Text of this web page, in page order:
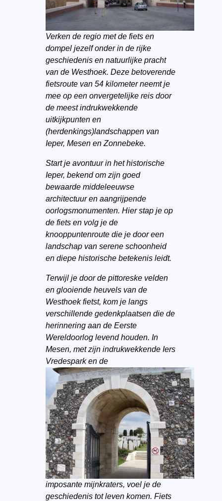
Verken de regio met de fiets en
dompel jezelf onder in de rijke
geschiedenis en natuurlijke pracht
van de Westhoek. Deze betoverende
fietsroute van 54 kilometer neemt je
mee op een onvergetelijke reis door
de meest indrukwekkende
uitkijkpunten en
(herdenkings)landschappen van
Ieper, Mesen en Zonnebeke.
Start je avontuur in het historische
Ieper, bekend om zijn goed
bewaarde middeleeuwse
architectuur en aangrijpende
oorlogsmonumenten. Hier stap je op
de fiets en volg je de
knooppuntenroute die je door een
landschap van serene schoonheid
en diepe historische betekenis leidt.
Terwijl je door de pittoreske velden
en glooiende heuvels van de
Westhoek fietst, kom je langs
verschillende gedenkplaatsen die de
herinnering aan de Eerste
Wereldoorlog levend houden. In
Mesen, met zijn indrukwekkende Iers
Vredespark en de
imposante mijnkraters, voel je de
geschiedenis tot leven komen. Fiets